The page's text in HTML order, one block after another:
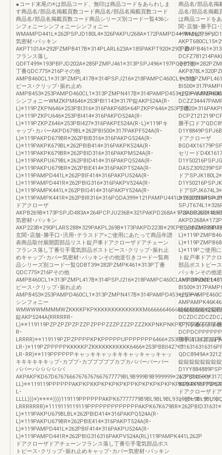
●コード末尾の※は部品コード、無印は商品コードをあらわしま
す商品名/部品名掲載頁数コード商品名/部品名掲載頁数コード
商品名/部品名掲載頁数コード商品シリーズ別コード一覧436シ
ンフォニーシンフォニーシンフォニー
気密材･パッキン
フランス落し
丁番QDC775※216Pその他
ピース･クリップ･振れ止め
シンフォニーWMZKPM646※253PBI1143※317P錠AKP524A(R･
L)※119PZKPU646※253PBI414※316PAKPD524A(R･
L)※119PZKPZ646※253PBI427※316PAKPE524A(R･L)※119Pキ
ャップ･カバーAKPD679BL※262PBI500※317PAKPF524A(R･
L)※119PAKPD679BR※262PBIB316※316PAKPG524A(R･
L)※119PAKPK679BL※262PBIB414※316PAKPK524A(R･
L)※119PAKPK679BR※262PBID316※316PAKPM524A(R･
L)※119PAKPU679BL※262PBID414※316PAKPQ524A(R･
L)※119PAKPU679BR※262PBIE414※316PAKPT524A(R･
L)※119PAMPD441L※262PBIF414※316PAKPU524A(R･
L)※119PAMPD441R※262PBIG316※316PAKPV524A(R･
L)※119PAMPK441L※262PBIG414※316PAKPY524A(R･
ドアクローザ
気密材･パッキン
玄関･店舗･勝手口･汎用･テラスドア>ご使用にあたって商品年譜
表商品取付展開図部品リスト錠戸車ドアクローザドアチェーン
フランス落し丁番引手電気部品ポストピース･クリップ･振れ止
めキャップ･カバー気密材･パッキンその他逆引きコード一覧商
品シリーズ別コード一覧QDBT39※282PZMPK461※313P丁番
QDC775※216Pその他
ピース･クリップ･振れ止め
シンフォニー
錠AKP5244A(RRRRRR･
R･
LR･
LR･RR)※※119PPPPPPキャッキキャッキキキャッキャッキャッ
キキキキキキップ･カププ･カプププププカプカババーバーバー
ババーババババババ
L･
L)※119PAKPU679BLBL※262PBID414※316PAKPQ524A(R･
L)※119PAKPU679BR※262PBIE414※316PAKPT524A(R･
L)※119PAMPD441L※262PBIF414※316PAKPU524A(R･
L)※119PAMPD441R※262PBIG316316PAKPV524A(RL)119PAMPK441L262P
ドアクローザドアチェーンフランス落し丁番引手電気部品ポス
トピース･クリップ･振れ止めキャップ･カバー気密材･パッキン
商品名/部品名掲
品名/部品名掲載
は商品コードを
関･店舗･勝手口･
ーWMセリード
丁番
その他
その他
セリード
丁番
勝手口ドア
ドアクローザ
セリード
ドア
ドア
デュオ
L)※119Pご使用
ト錠戸車ドアク
部品ポストピー
パッキンその他
セリード
錠錠錠錠錠錠錠
丁丁丁番丁丁丁
勝手口口口口口
ア
錠錠錠錠錠錠錠
ドアクローザ
ドアクローザド
トピース･クリッ